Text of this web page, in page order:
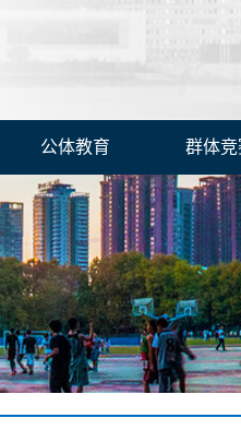
公体教育 群体竞